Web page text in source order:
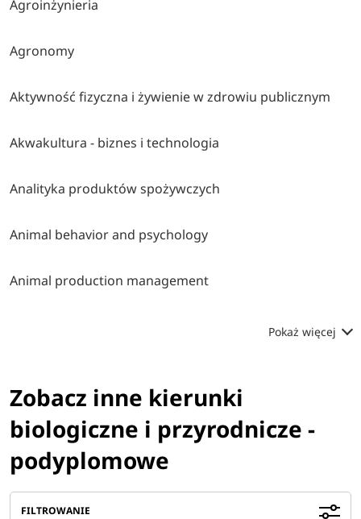
Agroinżynieria
Agronomy
Aktywność fizyczna i żywienie w zdrowiu publicznym
Akwakultura - biznes i technologia
Analityka produktów spożywczych
Animal behavior and psychology
Animal production management
Pokaż więcej
Zobacz inne kierunki
biologiczne i przyrodnicze -
podyplomowe
FILTROWANIE